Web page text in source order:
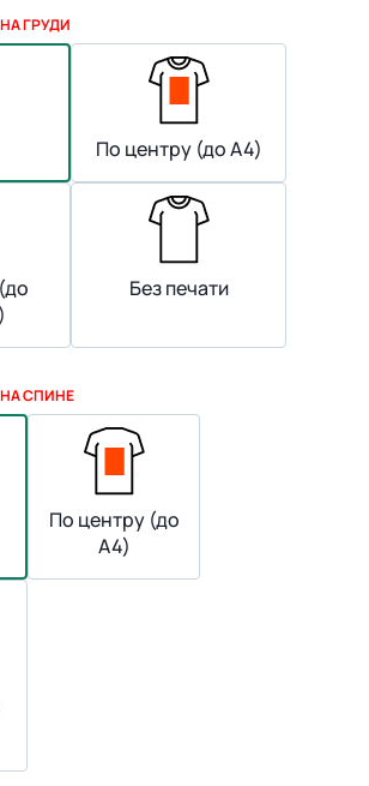
ГРУДИ
По центру (до А4)
Без печати
СПИНЕ
По центру (до
А4)